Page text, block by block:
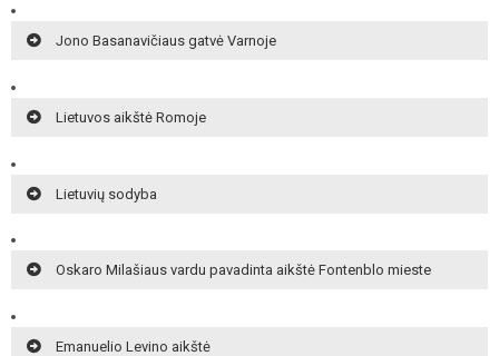
Jono Basanavičiaus gatvė Varnoje
Lietuvos aikštė Romoje
Lietuvių sodyba
Oskaro Milašiaus vardu pavadinta aikštė Fontenblo mieste
Emanuelio Levino aikštė